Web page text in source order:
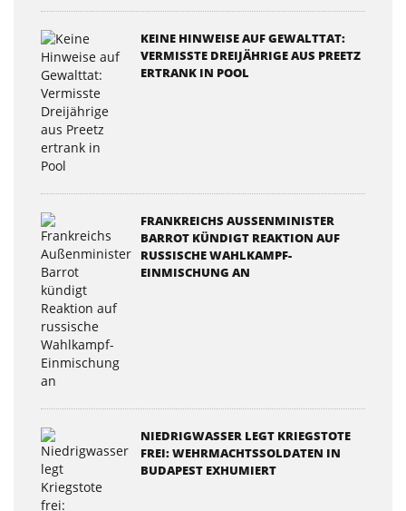
KEINE HINWEISE AUF GEWALTTAT:
VERMISSTE DREIJÄHRIGE AUS PREETZ
ERTRANK IN POOL
FRANKREICHS AUSSENMINISTER B
ARROT KÜNDIGT REAKTION AUF R
USSISCHE WAHLKAMPF-E
INMISCHUNG AN
NIEDRIGWASSER LEGT KRIEGSTOTE
FREI: WEHRMACHTSSOLDATEN IN
BUDAPEST EXHUMIERT